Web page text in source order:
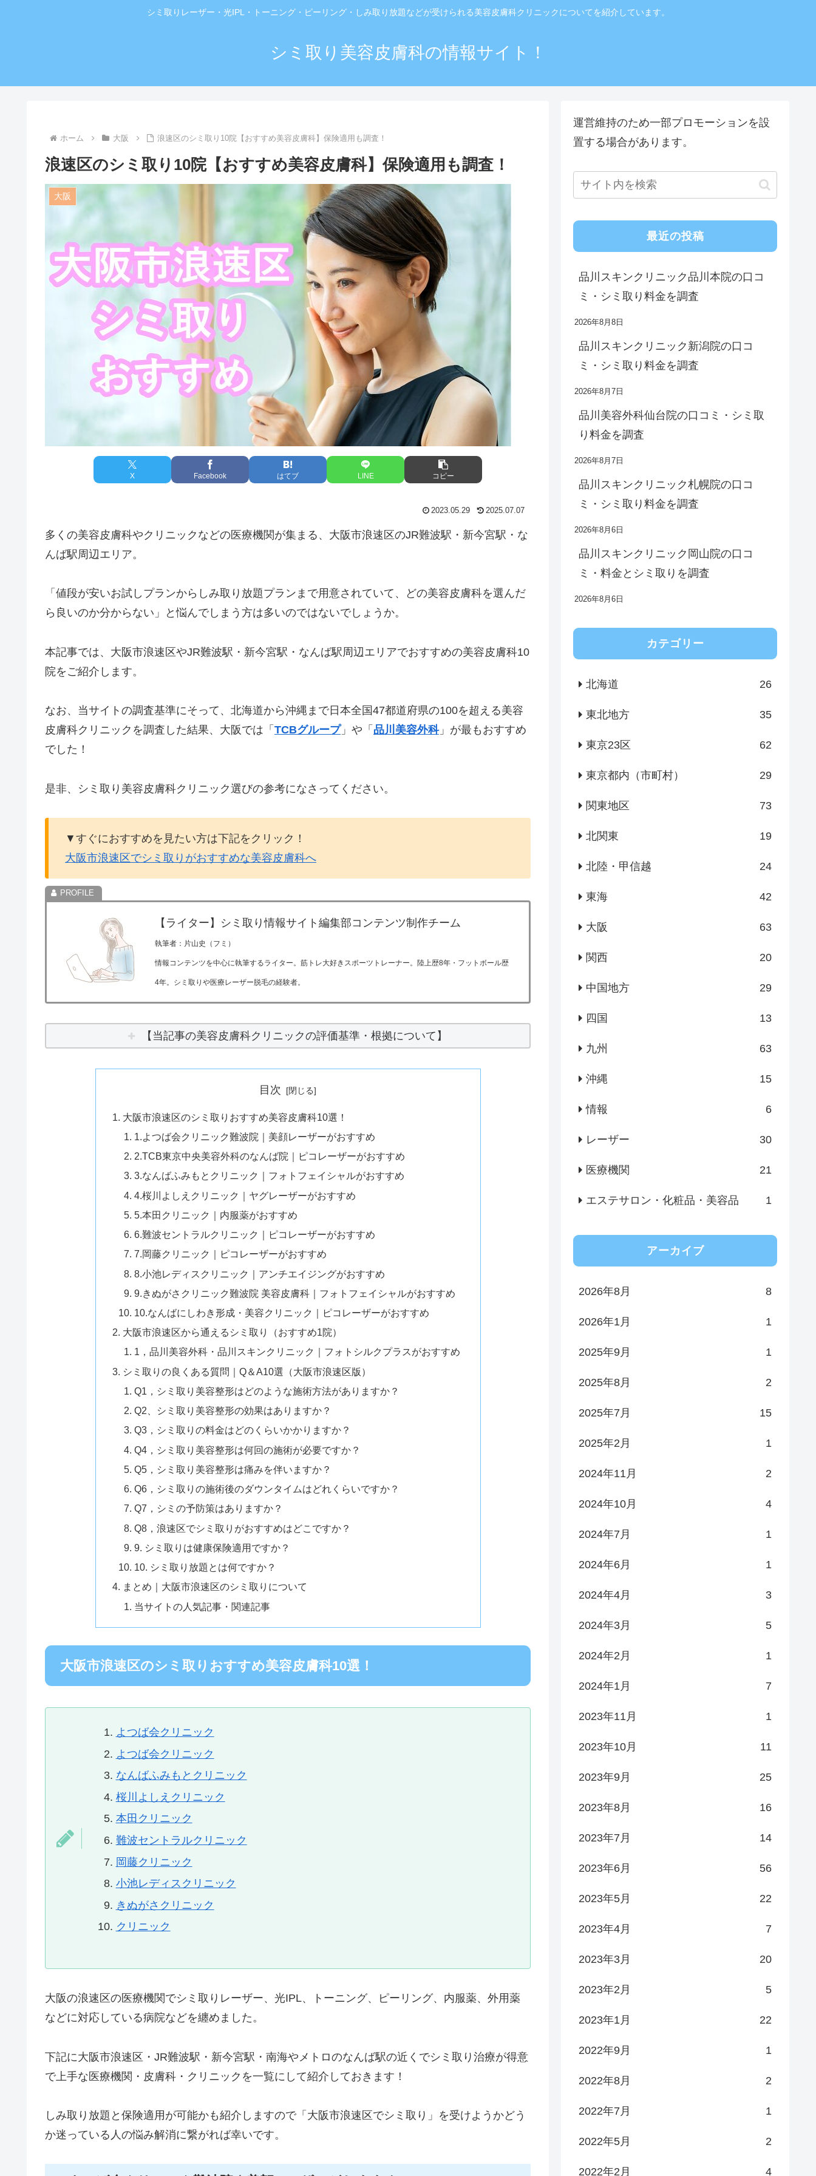
シミ取りレーザー・光IPL・トーニング・ピーリング・しみ取り放題などが受けられる美容皮膚科クリニックについてを紹介しています。
シミ取り美容皮膚科の情報サイト！
ホーム 大阪 浪速区のシミ取り10院【おすすめ美容皮膚科】保険適用も調査！
浪速区のシミ取り10院【おすすめ美容皮膚科】保険適用も調査！
大阪
X Facebook はてブ LINE コピー
2023.05.29 2025.07.07
多くの美容皮膚科やクリニックなどの医療機関が集まる、大阪市浪速区のJR難波駅・新今宮駅・な
んば駅周辺エリア。
「値段が安いお試しプランからしみ取り放題プランまで用意されていて、どの美容皮膚科を選んだ
ら良いのか分からない」と悩んでしまう方は多いのではないでしょうか。
本記事では、大阪市浪速区やJR難波駅・新今宮駅・なんば駅周辺エリアでおすすめの美容皮膚科10
院をご紹介します。
なお、当サイトの調査基準にそって、北海道から沖縄まで日本全国47都道府県の100を超える美容
皮膚科クリニックを調査した結果、大阪では「 TCBグループ」や「 品川美容外科」が最もおすすめ
でした！
是非、シミ取り美容皮膚科クリニック選びの参考になさってください。
▼すぐにおすすめを見たい方は下記をクリック！
大阪市浪速区でシミ取りがおすすめな美容皮膚科へ
【ライター】シミ取り情報サイト編集部コンテンツ制作チーム
執筆者：片山史（フミ）
情報コンテンツを中心に執筆するライター。筋トレ大好きスポーツトレーナー。陸上歴8年・フットボール歴
4年。シミ取りや医療レーザー脱毛の経験者。
【当記事の美容皮膚科クリニックの評価基準・根拠について】
目次
大阪市浪速区のシミ取りおすすめ美容皮膚科10選！
1.よつば会クリニック難波院｜美顔レーザーがおすすめ
2.TCB東京中央美容外科のなんば院｜ピコレーザーがおすすめ
3.なんばふみもとクリニック｜フォトフェイシャルがおすすめ
4.桜川よしえクリニック｜ヤグレーザーがおすすめ
5.本田クリニック｜内服薬がおすすめ
6.難波セントラルクリニック｜ピコレーザーがおすすめ
7.岡藤クリニック｜ピコレーザーがおすすめ
8.小池レディスクリニック｜アンチエイジングがおすすめ
9.きぬがさクリニック難波院 美容皮膚科｜フォトフェイシャルがおすすめ
10.なんばにしわき形成・美容クリニック｜ピコレーザーがおすすめ
大阪市浪速区から通えるシミ取り（おすすめ1院）
1，品川美容外科・品川スキンクリニック｜フォトシルクプラスがおすすめ
シミ取りの良くある質問｜Q＆A10選（大阪市浪速区版）
Q1，シミ取り美容整形はどのような施術方法がありますか？
Q2、シミ取り美容整形の効果はありますか？
Q3，シミ取りの料金はどのくらいかかりますか？
Q4，シミ取り美容整形は何回の施術が必要ですか？
Q5，シミ取り美容整形は痛みを伴いますか？
Q6，シミ取りの施術後のダウンタイムはどれくらいですか？
Q7，シミの予防策はありますか？
Q8，浪速区でシミ取りがおすすめはどこですか？
9. シミ取りは健康保険適用ですか？
10. シミ取り放題とは何ですか？
まとめ｜大阪市浪速区のシミ取りについて
当サイトの人気記事・関連記事
大阪市浪速区のシミ取りおすすめ美容皮膚科10選！
よつば会クリニック
よつば会クリニック
なんばふみもとクリニック
桜川よしえクリニック
本田クリニック
難波セントラルクリニック
岡藤クリニック
小池レディスクリニック
きぬがさクリニック
クリニック
大阪の浪速区の医療機関でシミ取りレーザー、光IPL、トーニング、ピーリング、内服薬、外用薬
などに対応している病院などを纏めました。
下記に大阪市浪速区・JR難波駅・新今宮駅・南海やメトロのなんば駅の近くでシミ取り治療が得意
で上手な医療機関・皮膚科・クリニックを一覧にして紹介しておきます！
しみ取り放題と保険適用が可能かも紹介しますので「大阪市浪速区でシミ取り」を受けようかどう
か迷っている人の悩み解消に繋がれば幸いです。
運営維持のため一部プロモーションを設
置する場合があります。
最近の投稿
品川スキンクリニック品川本院の口コ
ミ・シミ取り料金を調査
2026年8月8日
品川スキンクリニック新潟院の口コ
ミ・シミ取り料金を調査
2026年8月7日
品川美容外科仙台院の口コミ・シミ取
り料金を調査
2026年8月7日
品川スキンクリニック札幌院の口コ
ミ・シミ取り料金を調査
2026年8月6日
品川スキンクリニック岡山院の口コ
ミ・料金とシミ取りを調査
2026年8月6日
カテゴリー
北海道 26
東北地方 35
東京23区 62
東京都内（市町村） 29
関東地区 73
北関東 19
北陸・甲信越 24
東海 42
大阪 63
関西 20
中国地方 29
四国 13
九州 63
沖縄 15
情報 6
レーザー 30
医療機関 21
エステサロン・化粧品・美容品 1
アーカイブ
2026年8月 8
2026年1月 1
2025年9月 1
2025年8月 2
2025年7月 15
2025年2月 1
2024年11月 2
2024年10月 4
2024年7月 1
2024年6月 1
2024年4月 3
2024年3月 5
2024年2月 1
2024年1月 7
2023年11月 1
2023年10月 11
2023年9月 25
2023年8月 16
2023年7月 14
2023年6月 56
2023年5月 22
2023年4月 7
2023年3月 20
2023年2月 5
2023年1月 22
2022年9月 1
2022年8月 2
2022年7月 1
2022年5月 2
2022年2月 4